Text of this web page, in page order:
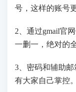
号，这样的账号
2、通过gmail官
一删一，绝对的
3、密码和辅助
有大家自己掌控。